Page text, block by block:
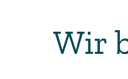
Wir